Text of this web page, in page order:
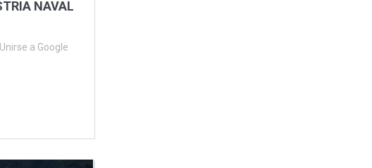
NAVAL